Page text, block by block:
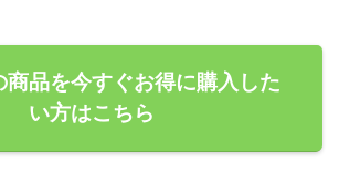
商品を今すぐお得に購入した
い方はこちら